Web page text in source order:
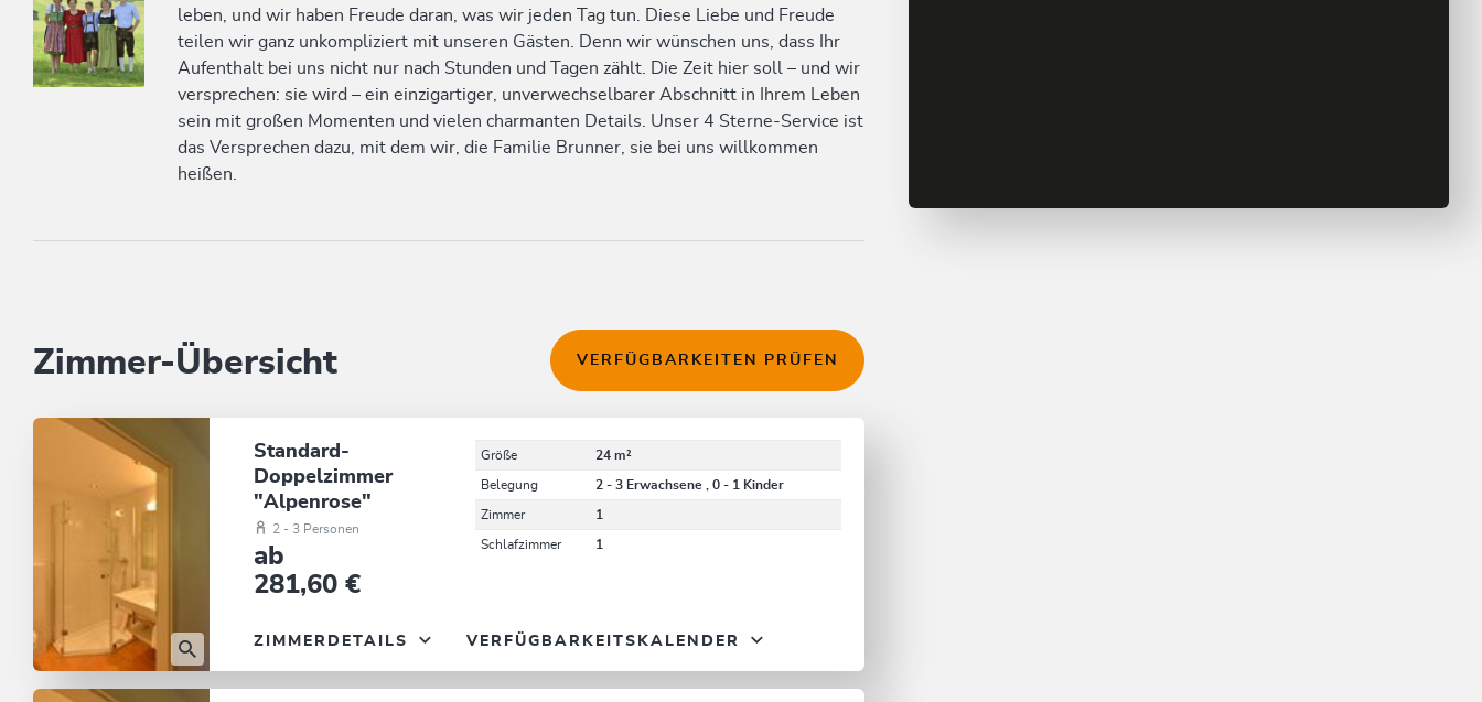
leben, und wir haben Freude daran, was wir jeden Tag tun. Diese Liebe und Freude
teilen wir ganz unkompliziert mit unseren Gästen. Denn wir wünschen uns, dass Ihr
Aufenthalt bei uns nicht nur nach Stunden und Tagen zählt. Die Zeit hier soll – und wir
versprechen: sie wird – ein einzigartiger, unverwechselbarer Abschnitt in Ihrem Leben
sein mit großen Momenten und vielen charmanten Details. Unser 4 Sterne-Service ist
das Versprechen dazu, mit dem wir, die Familie Brunner, sie bei uns willkommen
heißen.
Zimmer-Übersicht VERFÜGBARKEITEN PRÜFEN
Standard-
Doppelzimmer
"Alpenrose"
2 - 3 Personen
ab
281,60 €
Größe 24 m²
Belegung 2 - 3 Erwachsene , 0 - 1 Kinder
Zimmer 1
Schlafzimmer 1
ZIMMERDETAILS VERFÜGBARKEITSKALENDER